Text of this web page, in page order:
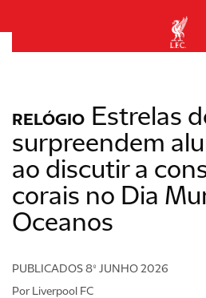
RELÓGIO Estrelas
surpreendem
ao discutir a
corais no Dia
Oceanos
PUBLICADOS 8º JUNHO 2026
Por Liverpool FC